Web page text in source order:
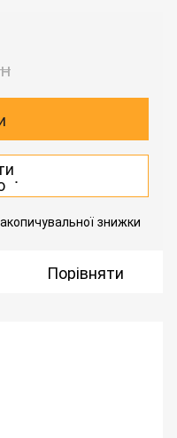
.
знижки
Порівняти